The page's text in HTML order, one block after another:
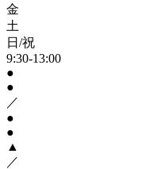
金
土
日/祝
9:30-13:00
●
●
／
●
●
▲
／